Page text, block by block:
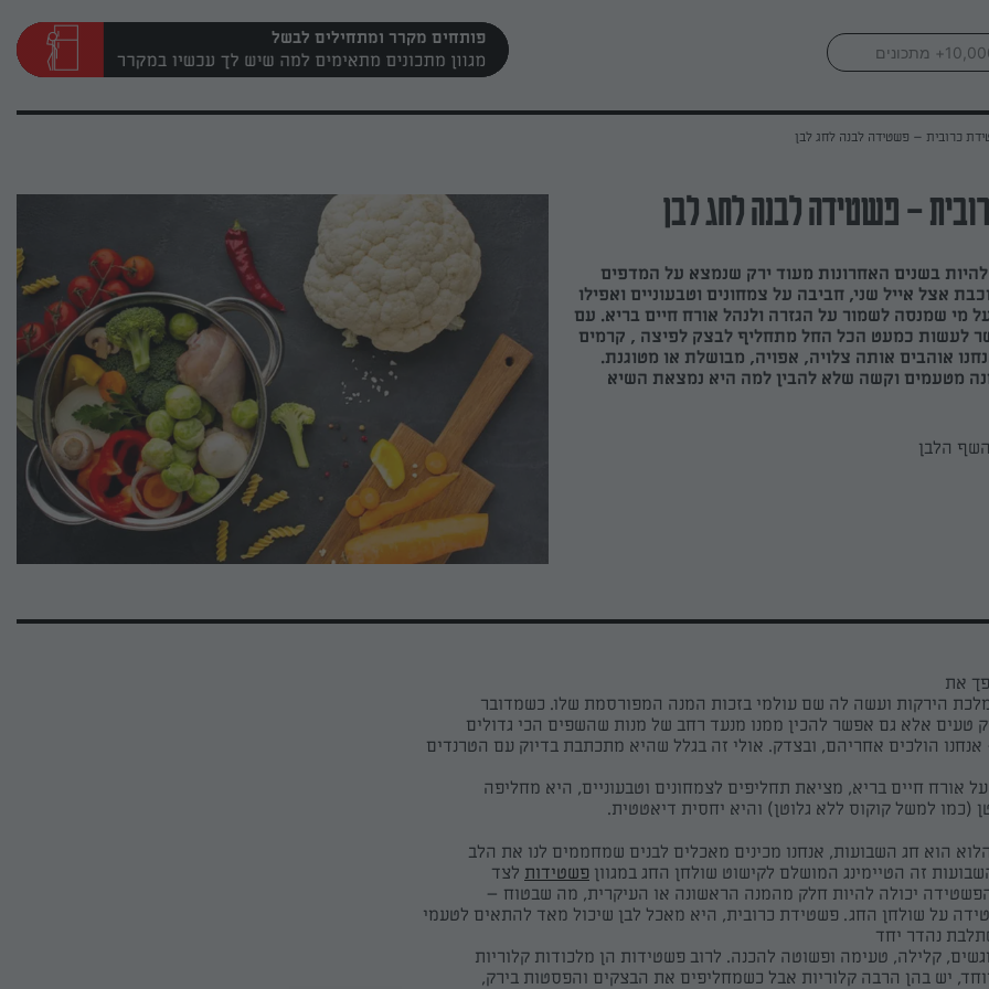
פותחים מקרר ומתחילים לבשל
כרובית – פשטידה לבנה לחג לבן
– פשטידה לבנה לחג לבן
בשנים האחרונות מעוד ירק שנמצא על המדפים
אצל אייל שני, חביבה על צמחונים וטבעוניים ואפילו
מי שמנסה לשמור על הגזרה ולנהל אורח חיים בריא. עם
לעשות כמעט הכל החל מתחליף לבצק לפיצה , קרמים
אוהבים אותה צלויה, אפויה, מבושלת או מטוגנת.
מטעמים וקשה שלא להבין למה היא נמצאת השיא
הלבן
את
הירקות ועשה לה שם עולמי בזכות המנה המפורסמת שלו. כשמדובר
טעים אלא גם אפשר להכין ממנו מנעד רחב של מנות שהשפים הכי גדולים
הולכים אחריהם, ובצדק. אולי זה בגלל שהיא מתכתבת בדיוק עם הטרנדים
אורח חיים בריא, מציאת תחליפים לצמחונים וטבעוניים, היא מחליפה
(כמו למשל קוקוס ללא גלוטן) והיא יחסית דיאטטית.
הוא חג השבועות, אנחנו מכינים מאכלים לבנים שמחממים לנו את הלב
זה הטיימינג המושלם לקישוט שולחן החג במגוון פשטידות לצד
יכולה להיות חלק מהמנה הראשונה או העיקרית, מה שבטוח –
על שולחן החג. פשטידת כרובית, היא מאכל לבן שיכול מאד להתאים לטעמי
נהדר יחד
קלילה, טעימה ופשוטה להכנה. לרוב פשטידות הן מלכודות קלוריות
יש בהן הרבה קלוריות אבל כשמחליפים את הבצקים והפסטות בירק,